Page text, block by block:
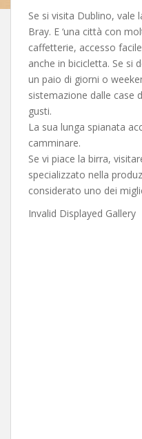
Se si visita Dublino, vale
Bray. E ‘una città con
caffetterie, accesso
anche in bicicletta. Se si
un paio di giorni o
sistemazione dalle case
gusti.
La sua lunga spianata
camminare.
Se vi piace la birra,
specializzato nella
considerato uno dei
Invalid Displayed Gallery